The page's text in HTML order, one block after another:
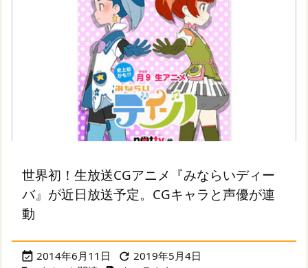
世界初！生放送CGアニメ『みならいディー
バ』が近日放送予定。CGキャラと声優が連
動
 2014年6月11日  2019年5月4日